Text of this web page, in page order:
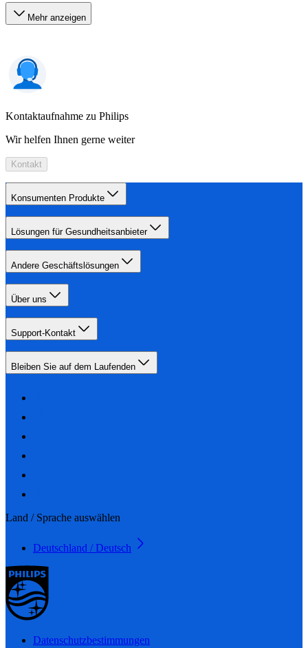
Mehr anzeigen
Kontaktaufnahme zu Philips
Wir helfen Ihnen gerne weiter
Kontakt
Konsumenten Produkte
Lösungen für Gesundheitsanbieter
Andere Geschäftslösungen
Über uns
Support-Kontakt
Bleiben Sie auf dem Laufenden
Land / Sprache auswählen
Deutschland / Deutsch
Datenschutzbestimmungen